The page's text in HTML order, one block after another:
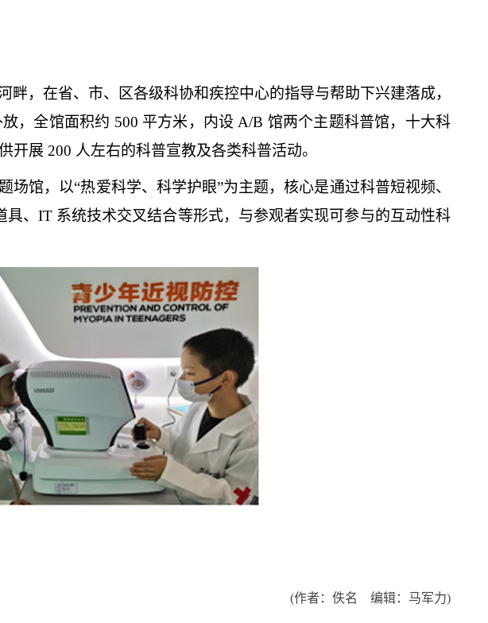
畔，在省、市、区各级科协和疾控中心的指导与帮助下兴建落成，
放，全馆面积约 500 平方米，内设 A/B 馆两个主题科普馆，十大科
展 200 人左右的科普宣教及各类科普活动。
场馆，以“热爱科学、科学护眼”为主题，核心是通过科普短视频、
、IT 系统技术交叉结合等形式，与参观者实现可参与的互动性科
(作者：佚名 编辑：马军力)